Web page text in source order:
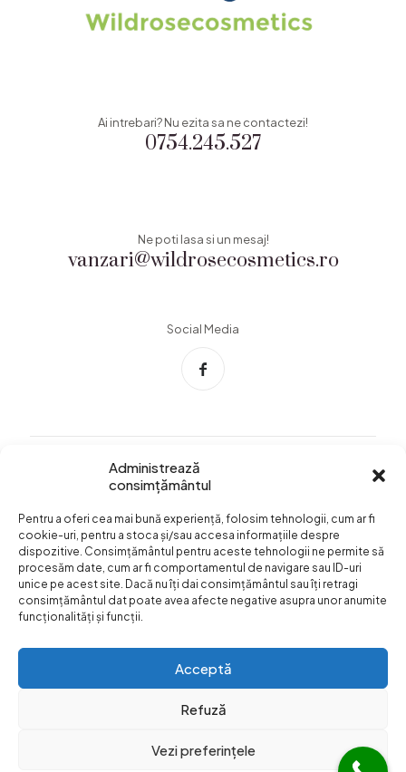
Administrează
consimțământul
Pentru a oferi cea mai bună experiență, folosim tehnologii, cum ar fi
cookie-uri, pentru a stoca și/sau accesa informațiile despre
dispozitive. Consimțământul pentru aceste tehnologii ne permite să
procesăm date, cum ar fi comportamentul de navigare sau ID-uri
unice pe acest site. Dacă nu îți dai consimțământul sau îți retragi
consimțământul dat poate avea afecte negative asupra unor anumite
funcționalități și funcții.
Acceptă
Refuză
Vezi preferințele
0754.245.527
Ai intrebari? Nu ezita sa ne contactezi!
vanzari@wildrosecosmetics.ro
Ne poti lasa si un mesaj!
Social Media
Termeni si conditii
Confidentialitatea
datelor
Livrare si plata
Formular retur
Web Hotel